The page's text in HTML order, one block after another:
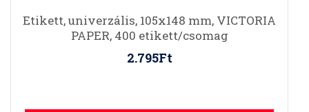
Etikett, univerzális, 105x148 mm, VICTORIA
PAPER, 400 etikett/csomag
2.795Ft